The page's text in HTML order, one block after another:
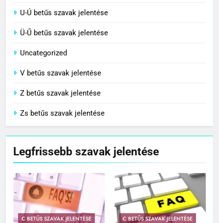
U-Ú betűs szavak jelentése
Ü-Ű betűs szavak jelentése
Uncategorized
V betűs szavak jelentése
Z betűs szavak jelentése
Zs betűs szavak jelentése
Legfrissebb szavak jelentése
C BETŰS SZAVAK JELENTÉSE C BETŰS SZAVAK JELENTÉSE